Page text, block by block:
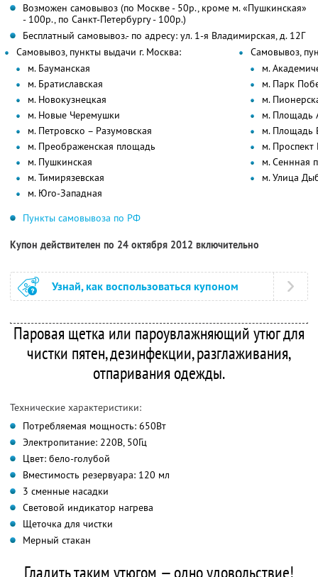
Возможен самовывоз (по Москве - 50р., кроме м. «Пушкинская»
- 100р., по Санкт-Петербургу - 100р.)
Бесплатный самовывоз.- по адресу: ул. 1-я Владимирская, д. 12Г
Самовывоз, пункты выдачи г. Москва:
м. Бауманская
м. Братиславская
м. Новокузнецкая
м. Новые Черемушки
м. Петровско – Разумовская
м. Преображенская площадь
м. Пушкинская
м. Тимирязевская
м. Юго-Западная
Самовывоз,
м.
м. Парк
м.
м. Площадь
м. Площадь
м.
м. Сеннная
м. Улица
Пункты самовывоза по РФ
Купон действителен по 24 октября 2012 включительно
Узнай, как воспользоваться купоном
Паровая щетка или пароувлажняющий утюг для
чистки пятен, дезинфекции, разглаживания,
отпаривания одежды.
Технические характеристики:
Потребляемая мощность: 650Вт
Электропитание: 220В, 50Гц
Цвет: бело-голубой
Вместимость резервуара: 120 мл
3 сменные насадки
Световой индикатор нагрева
Щеточка для чистки
Мерный стакан
Гладить таким утюгом — одно удовольствие!